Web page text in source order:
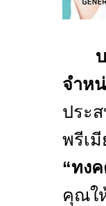
จำห
ประ
พรีเ
“ทง
คุณใ